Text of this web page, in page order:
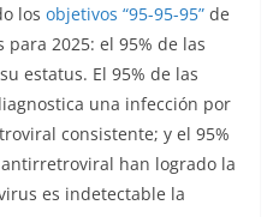
los objetivos “95-95-95” de
2025: el 95% de las
estatus. El 95% de las
una infección por
consistente; y el 95%
han logrado la
es indetectable la